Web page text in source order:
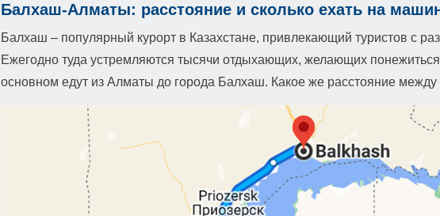
Балхаш-Алматы: расстояние и сколько ехать на
Балхаш – популярный курорт в Казахстане, привлекающий туристов с
Ежегодно туда устремляются тысячи отдыхающих, желающих понежиться
основном едут из Алматы до города Балхаш. Какое же расстояние между